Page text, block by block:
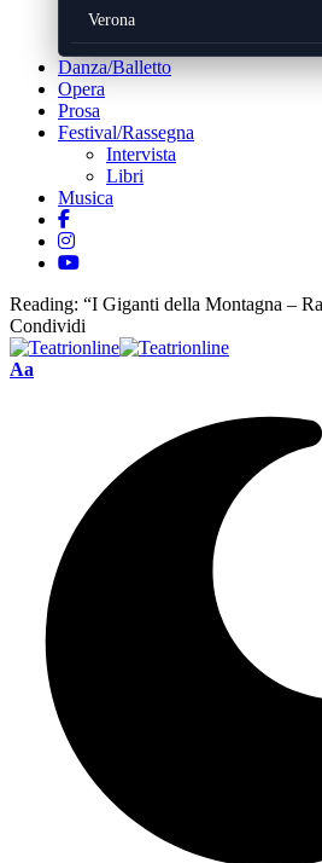
Verona
Danza/Balletto
Opera
Prosa
Festival/Rassegna
Intervista
Libri
Musica
Reading: “I Giganti della Montagna –
Condividi
Font
Aa